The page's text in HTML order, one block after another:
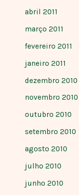
abril 2011
março 2011
fevereiro 2011
janeiro 2011
dezembro 2010
novembro 2010
outubro 2010
setembro 2010
agosto 2010
julho 2010
junho 2010